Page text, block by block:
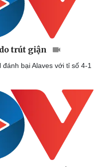
Sành điệu
Tin Công nghệ
Trải nghiệm
Chuyển đổi số
trút giận
đánh bại Alaves với tỉ số 4-1